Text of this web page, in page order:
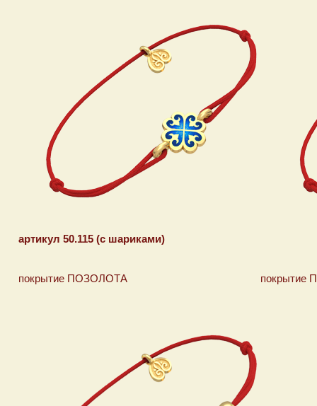
артикул 50.115 (с шариками)
покрытие ПОЗОЛОТА покрытие